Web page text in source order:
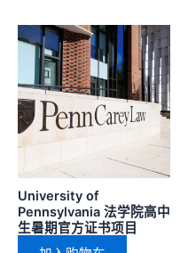
University of
Pennsylvania 法学院高中
生暑期官方证书项目